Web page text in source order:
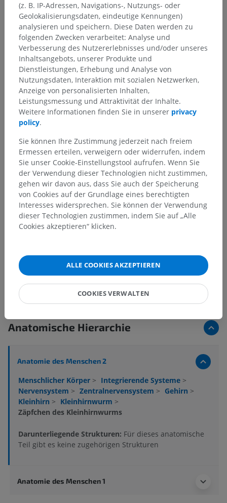
Anatomische Hierarchie
Anatomie des Menschen 2
Menschlicher Körper > Integrierende Systeme >
Nervensystem > Zentralnervensystem > Gehirn >
Kleinhirn > Kleinhirnwurm >
Zäpfchen des Kleinhirnwurms
Darunterliegende Strukturen: Für dieses anatomische
Teil gibt es keine zugehörigen Strukturen
Anatomie des Menschen 1
(z. B. IP-Adressen, Navigations-, Nutzungs- oder
Geolokalisierungsdaten, eindeutige Kennungen)
analysieren und speichern. Diese Daten werden zu
folgenden Zwecken verarbeitet: Analyse und
Verbesserung des Nutzererlebnisses und/oder unseres
Inhaltsangebots, unserer Produkte und
Dienstleistungen, Erhebung und Analyse von
Nutzungsdaten, Interaktion mit sozialen Netzwerken,
Anzeige von personalisierten Inhalten,
Leistungsmessung und Attraktivität der Inhalte.
Weitere Informationen finden Sie in unserer privacy
policy.
Sie können Ihre Zustimmung jederzeit nach freiem
Ermessen erteilen, verweigern oder widerrufen, indem
Sie unser Cookie-Einstellungstool aufrufen. Wenn Sie
der Verwendung dieser Technologien nicht zustimmen,
gehen wir davon aus, dass Sie auch der Speicherung
von Cookies auf der Grundlage eines berechtigten
Interesses widersprechen. Sie können der Verwendung
dieser Technologien zustimmen, indem Sie auf „Alle
Cookies akzeptieren“ klicken.
ALLE COOKIES AKZEPTIEREN
COOKIES VERWALTEN